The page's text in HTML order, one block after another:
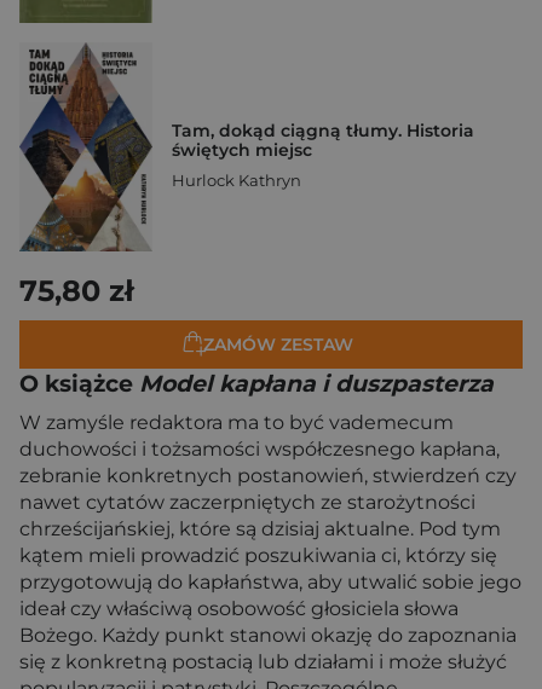
Tam, dokąd ciągną tłumy. Historia
świętych miejsc
Hurlock Kathryn
75,80 zł
ZAMÓW ZESTAW
O książce Model kapłana i duszpasterza
W zamyśle redaktora ma to być vademecum
duchowości i tożsamości współczesnego kapłana,
zebranie konkretnych postanowień, stwierdzeń czy
nawet cytatów zaczerpniętych ze starożytności
chrześcijańskiej, które są dzisiaj aktualne. Pod tym
kątem mieli prowadzić poszukiwania ci, którzy się
przygotowują do kapłaństwa, aby utwalić sobie jego
ideał czy właściwą osobowość głosiciela słowa
Bożego. Każdy punkt stanowi okazję do zapoznania
się z konkretną postacią lub działami i może służyć